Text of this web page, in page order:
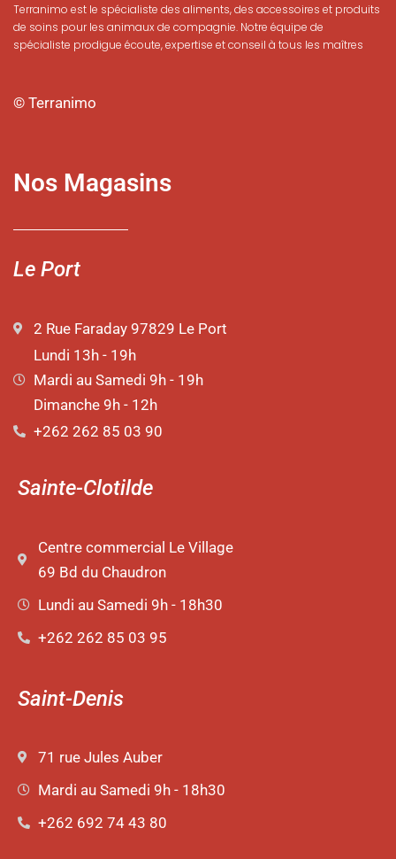
Terranimo est le spécialiste des aliments, des accessoires et produits
de soins pour les animaux de compagnie. Notre équipe de
spécialiste prodigue écoute, expertise et conseil à tous les maîtres
© Terranimo
Nos Magasins
Le Port
2 Rue Faraday 97829 Le Port
Lundi 13h - 19h
Mardi au Samedi 9h - 19h
Dimanche 9h - 12h
+262 262 85 03 90
Sainte-Clotilde
Centre commercial Le Village
69 Bd du Chaudron
Lundi au Samedi 9h - 18h30
+262 262 85 03 95
Saint-Denis
71 rue Jules Auber
Mardi au Samedi 9h - 18h30
+262 692 74 43 80